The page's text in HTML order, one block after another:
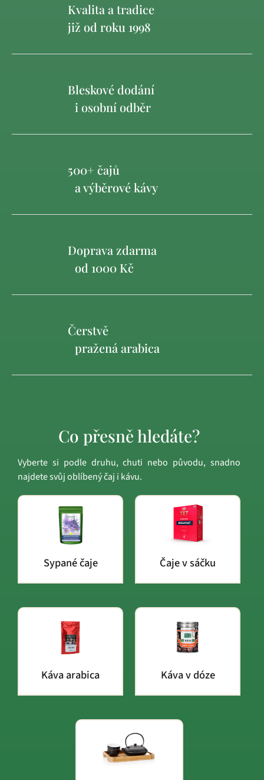
Kvalita a tradice
již od roku 1998
Bleskové dodání
i osobní odběr
500+ čajů
a výběrové kávy
Doprava zdarma
od 1000 Kč
Čerstvě
pražená arabica
Co přesně hledáte?
Vyberte si podle druhu, chuti nebo původu, snadno
najdete svůj oblíbený čaj i kávu.
Sypané čaje Čaje v sáčku
Káva arabica Káva v dóze